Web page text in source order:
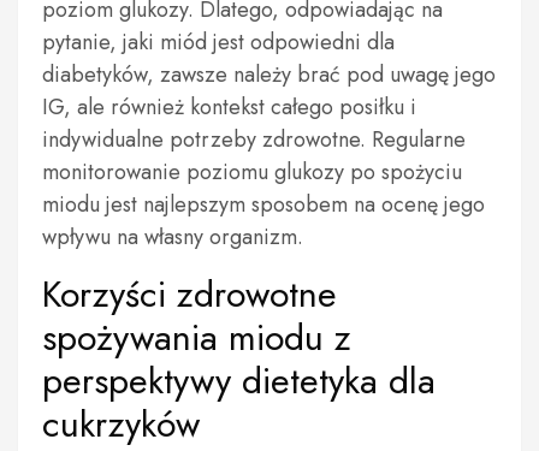
poziom glukozy. Dlatego, odpowiadając na
pytanie, jaki miód jest odpowiedni dla
diabetyków, zawsze należy brać pod uwagę jego
IG, ale również kontekst całego posiłku i
indywidualne potrzeby zdrowotne. Regularne
monitorowanie poziomu glukozy po spożyciu
miodu jest najlepszym sposobem na ocenę jego
wpływu na własny organizm.
Korzyści zdrowotne
spożywania miodu z
perspektywy dietetyka dla
cukrzyków